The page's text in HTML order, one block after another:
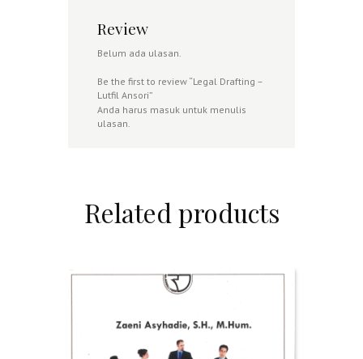
Review
Belum ada ulasan.
Be the first to review “Legal Drafting –
Lutfil Ansori”
Anda harus masuk untuk menulis
ulasan.
Related products